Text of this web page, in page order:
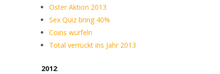
Oster Aktion 2013
Sex Quiz bring 40%
Coins würfeln
Total verrückt ins Jahr 2013
2012: